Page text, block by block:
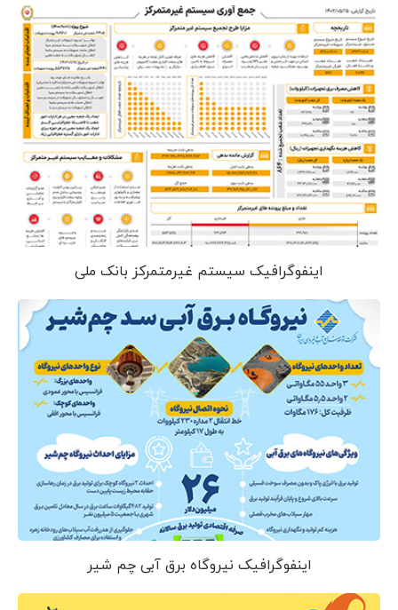
اینفوگرافیک سیستم غیرمتمرکز بانک ملی
اینفوگرافیک نیروگاه برق آبی چم شیر